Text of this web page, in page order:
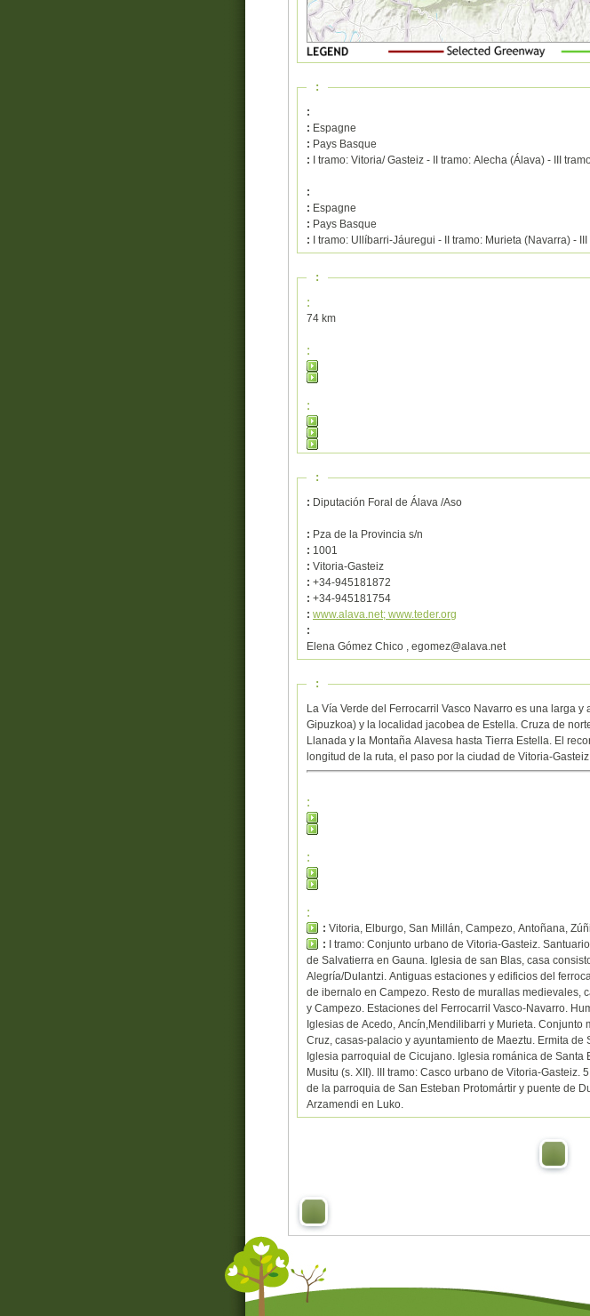
:
:
: Espagne
: Pays Basque
:
I tramo: Vitoria/ Gasteiz - II tramo: Alecha (Álava) - III
:
: Espagne
: Pays Basque
:
I tramo: Ullíbarri-Jáuregui - II tramo: Murieta (Navarra) -
:
:
74 km
:
:
:
: Diputación Foral de Álava /Aso
: Pza de la Provincia s/n
: 1001
: Vitoria-Gasteiz
: +34-945181872
: +34-945181754
: www.alava.net; www.teder.org
:
Elena Gómez Chico , egomez@alava.net
:
La Vía Verde del Ferrocarril Vasco Navarro es una larga
Gipuzkoa) y la localidad jacobea de Estella. Cruza de
Llanada y la Montaña Alavesa hasta Tierra Estella. El
longitud de la ruta, el paso por la ciudad de Vitoria-
:
:
:
: Vitoria, Elburgo, San Millán, Campezo, Antoñana,
:
I tramo: Conjunto urbano de Vitoria-Gasteiz.
de Salvatierra en Gauna. Iglesia de san Blas, casa
Alegría/Dulantzi. Antiguas estaciones y edificios del
de ibernalo en Campezo. Resto de murallas medievales,
y Campezo. Estaciones del Ferrocarril Vasco-Navarro.
Iglesias de Acedo, Ancín,Mendilibarri y Murieta.
Cruz, casas-palacio y ayuntamiento de Maeztu. Ermita
Iglesia parroquial de Cicujano. Iglesia románica de
Musitu (s. XII). III tramo: Casco urbano de Vitoria-
de la parroquia de San Esteban Protomártir y puente de
Arzamendi en Luko.